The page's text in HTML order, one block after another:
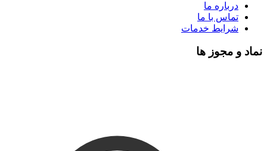
درباره ما
تماس با ما
شرایط خدمات
نماد و مجوز ها